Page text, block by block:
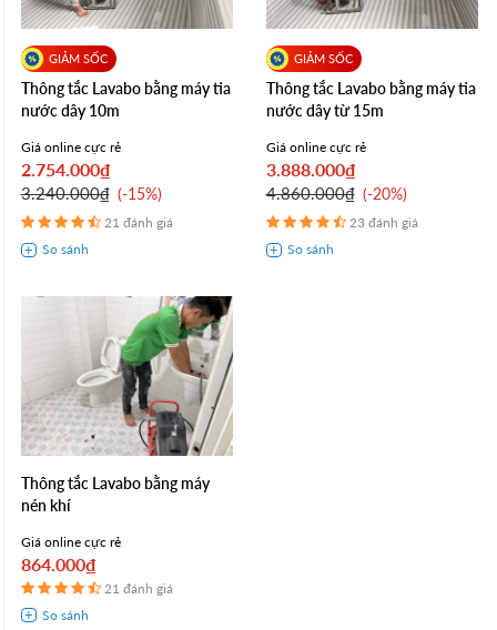
Thông tắc Lavabo bằng máy tia
nước dây 10m
Giá online cực rẻ
2.754.000₫
3.240.000₫ -15%
21 đánh giá
Thông tắc Lavabo bằng máy tia
nước dây từ 15m
Giá online cực rẻ
3.888.000₫
4.860.000₫ -20%
23 đánh giá
Thông tắc Lavabo bằng máy
nén khí
Giá online cực rẻ
864.000₫
21 đánh giá